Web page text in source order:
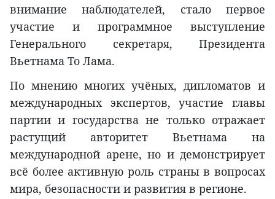
внимание наблюдателей, стало первое
участие и программное выступление
Генерального секретаря, Президента
Вьетнама То Лама.
По мнению многих учёных, дипломатов и
международных экспертов, участие главы
партии и государства не только отражает
растущий авторитет Вьетнама на
международной арене, но и демонстрирует
всё более активную роль страны в вопросах
мира, безопасности и развития в регионе.